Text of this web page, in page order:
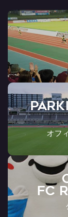
オフ
FC